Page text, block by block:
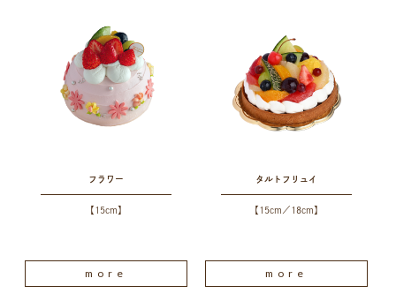
フラワー
【15cm】
more
タルトフリュイ
【15cm／18cm】
more